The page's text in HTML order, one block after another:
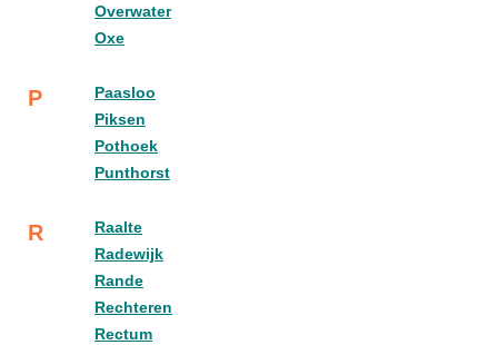
Overwater
Oxe
P
Paasloo
Piksen
Pothoek
Punthorst
R
Raalte
Radewijk
Rande
Rechteren
Rectum